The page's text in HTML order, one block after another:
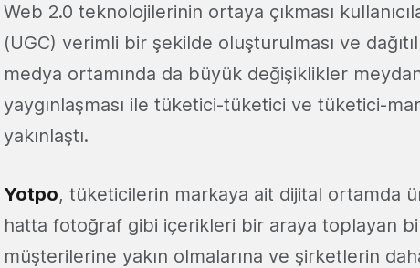
Web 2.0 teknolojilerinin ortaya çıkması
(UGC) verimli bir şekilde oluşturulması ve
medya ortamında da büyük değişiklikler
yaygınlaşması ile tüketici-tüketici ve tüketici-
yakınlaştı.
Yotpo, tüketicilerin markaya ait dijital ortamda
hatta fotoğraf gibi içerikleri bir araya toplayan
müşterilerine yakın olmalarına ve şirketlerin